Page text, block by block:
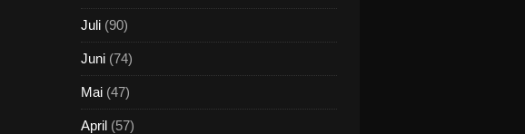
Juli (90)
Juni (74)
Mai (47)
April (57)